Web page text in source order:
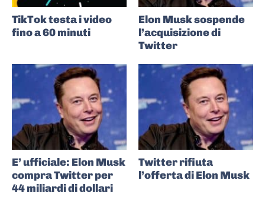
TikTok testa i video
fino a 60 minuti
Elon Musk sospende
l’acquisizione di
Twitter
E’ ufficiale: Elon Musk
compra Twitter per
44 miliardi di dollari
Twitter rifiuta
l’offerta di Elon Musk